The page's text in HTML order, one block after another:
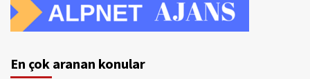
En çok aranan konular